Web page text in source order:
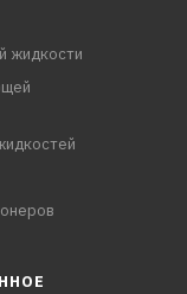
жидкости